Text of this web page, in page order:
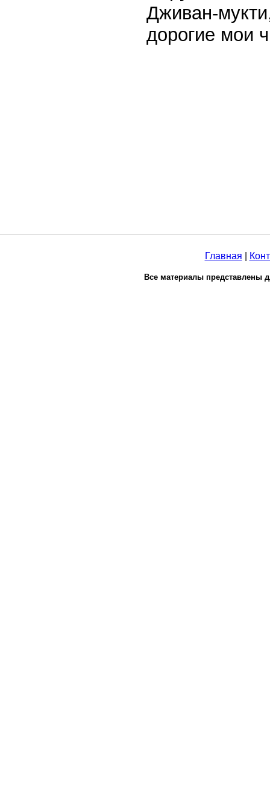
Дживан-
дорогие мои
Главная
Все материалы представлены